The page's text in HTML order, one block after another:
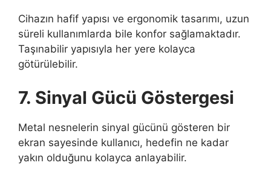
Cihazın hafif yapısı ve ergonomik tasarımı, uzun
süreli kullanımlarda bile konfor sağlamaktadır.
Taşınabilir yapısıyla her yere kolayca
götürülebilir.
7. Sinyal Gücü Göstergesi
Metal nesnelerin sinyal gücünü gösteren bir
ekran sayesinde kullanıcı, hedefin ne kadar
yakın olduğunu kolayca anlayabilir.